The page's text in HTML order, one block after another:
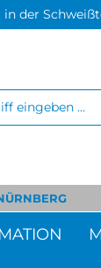
der